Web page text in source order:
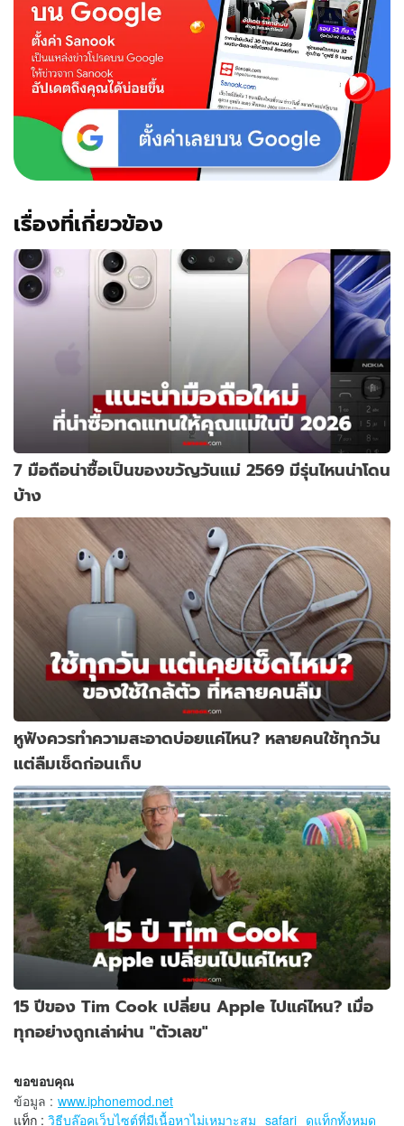
เรื่องที่เกี่ยวข้อง
7 มือถือน่าซื้อเป็นของขวัญวันแม่ 2569 มีรุ่นไหนน่าโดน
บ้าง
หูฟังควรทำความสะอาดบ่อยแค่ไหน? หลายคนใช้ทุกวัน
แต่ลืมเช็ดก่อนเก็บ
15 ปีของ Tim Cook เปลี่ยน Apple ไปแค่ไหน? เมื่อ
ทุกอย่างถูกเล่าผ่าน "ตัวเลข"
ขอขอบคุณ
ข้อมูล : www.iphonemod.net
แท็ก : วิธีบล๊อคเว็บไซต์ที่มีเนื้อหาไม่เหมาะสม safari ดูแท็กทั้งหมด